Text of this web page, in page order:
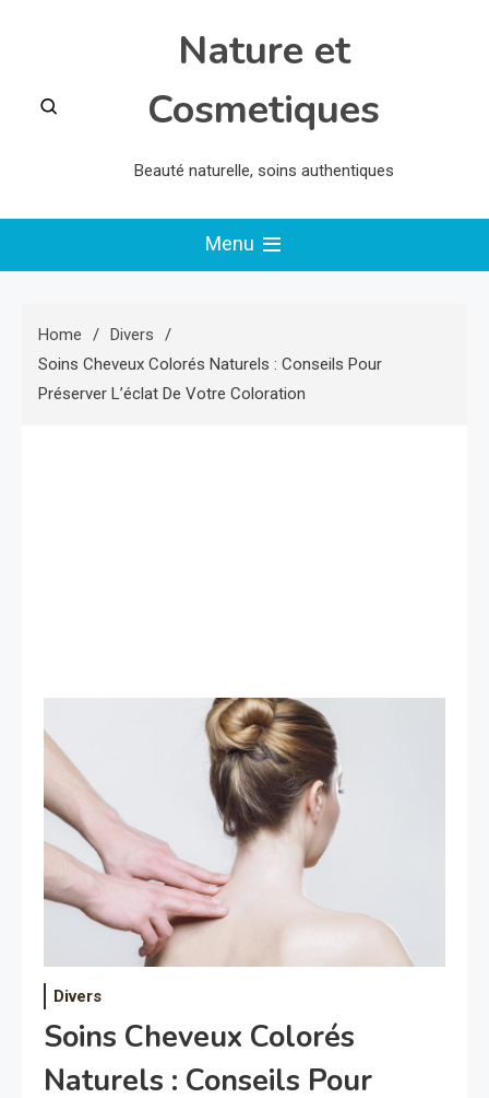
Nature et
Cosmetiques
Beauté naturelle, soins authentiques
Menu
Home
Divers
Soins Cheveux Colorés Naturels : Conseils Pour
Préserver L’éclat De Votre Coloration
Divers
Soins Cheveux Colorés
Naturels : Conseils Pour